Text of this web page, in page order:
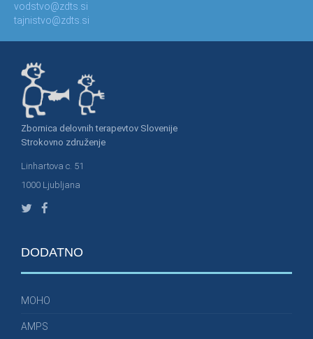
vodstvo@zdts.si
tajnistvo@zdts.si
Zbornica delovnih terapevtov Slovenije
Strokovno združenje
Linhartova c. 51
1000 Ljubljana
DODATNO
MOHO
AMPS